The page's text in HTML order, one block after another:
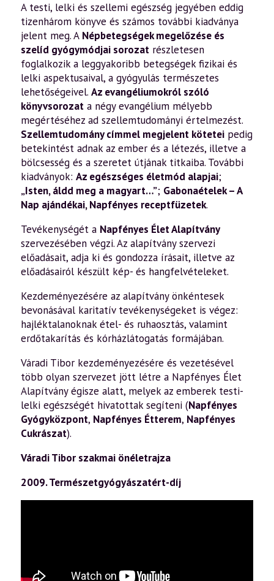
A testi, lelki és szellemi egészség jegyében eddig
tizenhárom könyve és számos további kiadványa
jelent meg. A Népbetegségek megelőzése és
szelíd gyógymódjai sorozat részletesen
foglalkozik a leggyakoribb betegségek fizikai és
lelki aspektusaival, a gyógyulás természetes
lehetőségeivel. Az evangéliumokról szóló
könyvsorozat a négy evangélium mélyebb
megértéséhez ad szellemtudományi értelmezést.
Szellemtudomány címmel megjelent kötetei pedig
betekintést adnak az ember és a létezés, illetve a
bölcsesség és a szeretet útjának titkaiba. További
kiadványok: Az egészséges életmód alapjai;
„Isten, áldd meg a magyart…”; Gabonaételek – A
Nap ajándékai,Napfényes receptfüzetek.
Tevékenységét a Napfényes Élet Alapítvány
szervezésében végzi. Az alapítvány szervezi
előadásait, adja ki és gondozza írásait, illetve az
előadásairól készült kép- és hangfelvételeket.
Kezdeményezésére az alapítvány önkéntesek
bevonásával karitatív tevékenységeket is végez:
hajléktalanoknak étel- és ruhaosztás, valamint
erdőtakarítás és kórházlátogatás formájában.
Váradi Tibor kezdeményezésére és vezetésével
több olyan szervezet jött létre a Napfényes Élet
Alapítvány égisze alatt, melyek az emberek testi-
lelki egészségét hivatottak segíteni (Napfényes
Gyógyközpont, Napfényes Étterem, Napfényes
Cukrászat).
Váradi Tibor szakmai önéletrajza
2009. Természetgyógyászatért-díj